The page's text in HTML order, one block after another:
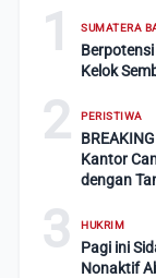
1 SUMATERA
Kelok
2 PERISTIWA
Kantor
dengan
3 HUKRIM
Pagi ini
Nonaktif